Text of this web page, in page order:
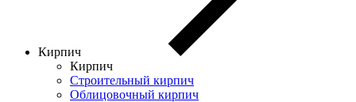
Кирпич
Кирпич
Строительный кирпич
Облицовочный кирпич